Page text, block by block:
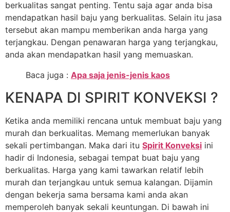
berkualitas sangat penting. Tentu saja agar anda bisa
mendapatkan hasil baju yang berkualitas. Selain itu jasa
tersebut akan mampu memberikan anda harga yang
terjangkau. Dengan penawaran harga yang terjangkau,
anda akan mendapatkan hasil yang memuaskan.
Baca juga : Apa saja jenis-jenis kaos
KENAPA DI SPIRIT KONVEKSI ?
Ketika anda memiliki rencana untuk membuat baju yang
murah dan berkualitas. Memang memerlukan banyak
sekali pertimbangan. Maka dari itu Spirit Konveksi ini
hadir di Indonesia, sebagai tempat buat baju yang
berkualitas. Harga yang kami tawarkan relatif lebih
murah dan terjangkau untuk semua kalangan. Dijamin
dengan bekerja sama bersama kami anda akan
memperoleh banyak sekali keuntungan. Di bawah ini